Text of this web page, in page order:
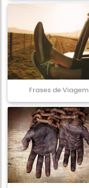
Frases de Viagem